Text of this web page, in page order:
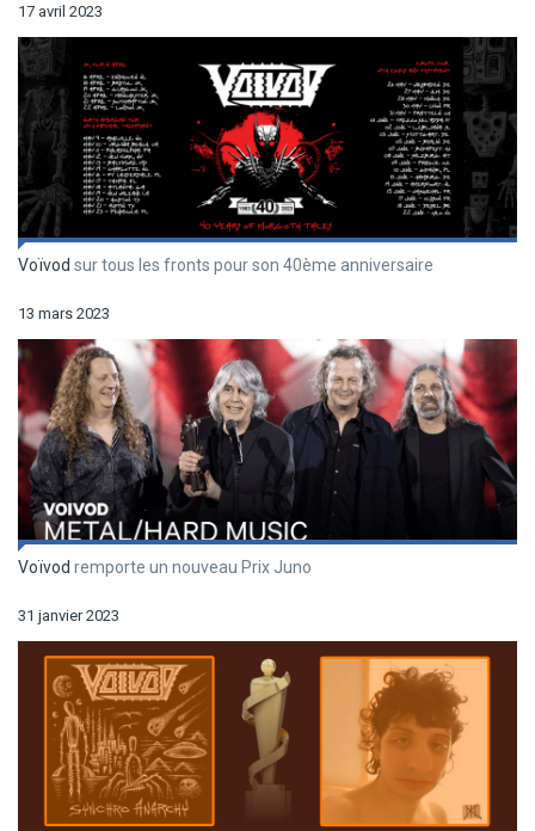
17 avril 2023
Voïvod sur tous les fronts pour son 40ème anniversaire
13 mars 2023
Voïvod remporte un nouveau Prix Juno
31 janvier 2023